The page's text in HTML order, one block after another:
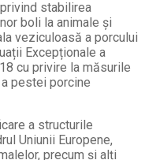
stabilirea
boli la animale și
veziculoasă a porcului
Excepționale a
cu privire la măsurile
pestei porcine
a structurile
Uniunii Europene,
precum și alți